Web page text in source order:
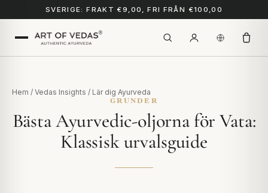
SVERIGE: FRAKT €9,00, FRI FRÅN €100,00
Hem / Vedas Insights / Lär dig Ayurveda
GRUNDER
Bästa Ayurvedic-oljorna för Vata:
Klassisk urvalsguide